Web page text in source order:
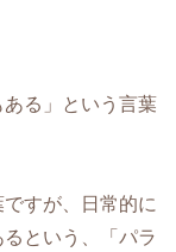
ある」という言葉
すが、日常的に
という、「パラ